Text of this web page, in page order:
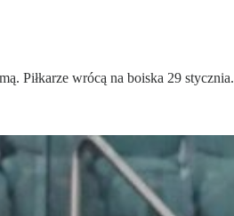
Piłkarze wrócą na boiska 29 stycznia.